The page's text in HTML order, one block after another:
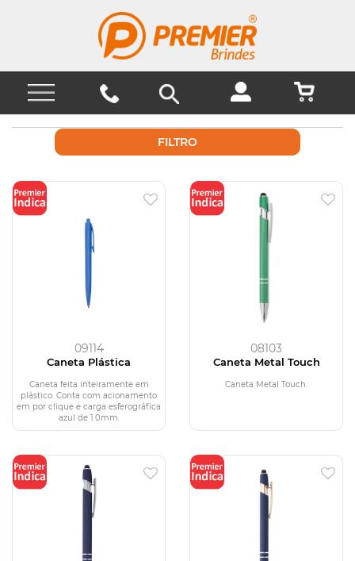
FILTRO
09114
Caneta Plástica
Caneta feita inteiramente em
plástico. Conta com acionamento
em por clique e carga esferográfica
azul de 1.0mm.
08103
Caneta Metal Touch
Caneta Metal Touch.